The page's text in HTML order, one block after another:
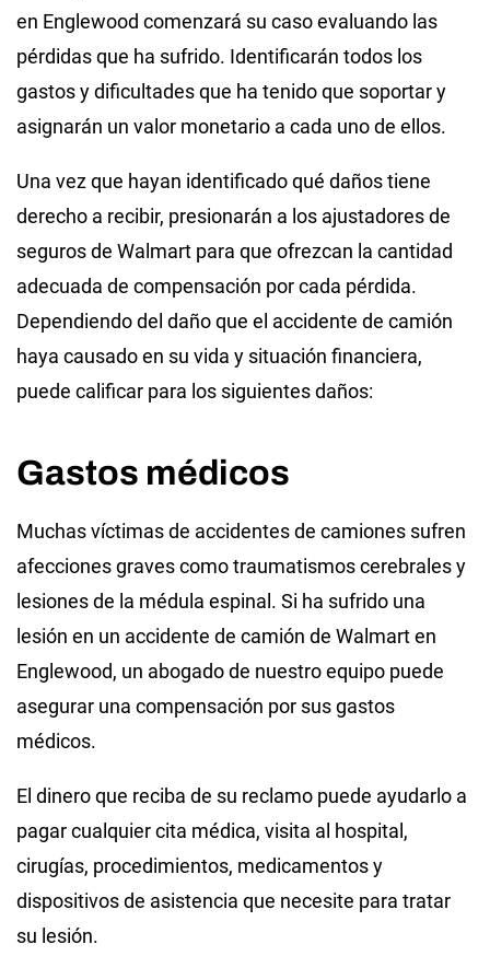
en Englewood comenzará su caso evaluando las
pérdidas que ha sufrido. Identificarán todos los
gastos y dificultades que ha tenido que soportar y
asignarán un valor monetario a cada uno de ellos.
Una vez que hayan identificado qué daños tiene
derecho a recibir, presionarán a los ajustadores de
seguros de Walmart para que ofrezcan la cantidad
adecuada de compensación por cada pérdida.
Dependiendo del daño que el accidente de camión
haya causado en su vida y situación financiera,
puede calificar para los siguientes daños:
Gastos médicos
Muchas víctimas de accidentes de camiones sufren
afecciones graves como traumatismos cerebrales y
lesiones de la médula espinal. Si ha sufrido una
lesión en un accidente de camión de Walmart en
Englewood, un abogado de nuestro equipo puede
asegurar una compensación por sus gastos
médicos.
El dinero que reciba de su reclamo puede ayudarlo a
pagar cualquier cita médica, visita al hospital,
cirugías, procedimientos, medicamentos y
dispositivos de asistencia que necesite para tratar
su lesión.